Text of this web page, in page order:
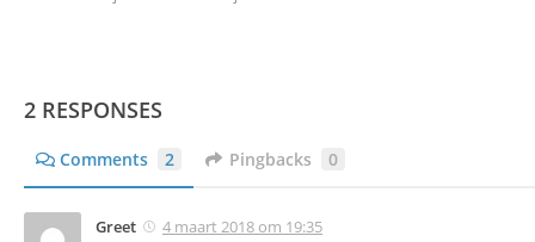
2 RESPONSES
Comments 2 Pingbacks 0
Greet
4 maart 2018 om 19:35